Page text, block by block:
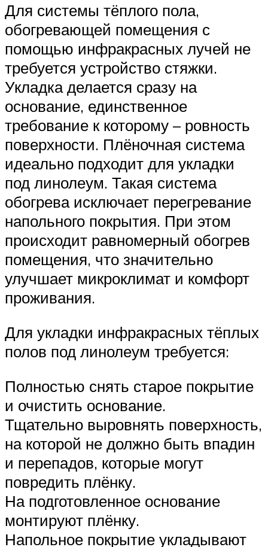
Для системы тёплого пола,
обогревающей помещения с
помощью инфракрасных лучей не
требуется устройство стяжки.
Укладка делается сразу на
основание, единственное
требование к которому – ровность
поверхности. Плёночная система
идеально подходит для укладки
под линолеум. Такая система
обогрева исключает перегревание
напольного покрытия. При этом
происходит равномерный обогрев
помещения, что значительно
улучшает микроклимат и комфорт
проживания.
Для укладки инфракрасных тёплых
полов под линолеум требуется:
Полностью снять старое покрытие
и очистить основание.
Тщательно выровнять поверхность,
на которой не должно быть впадин
и перепадов, которые могут
повредить плёнку.
На подготовленное основание
монтируют плёнку.
Напольное покрытие укладывают